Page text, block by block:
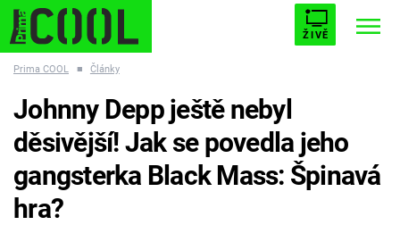
ŽIVĚ
ESCAPE PLNEJ KOTEL AVENGERS 5
Prima COOL ■ Články
Johnny Depp ještě nebyl
děsivější! Jak se povedla jeho
gangsterka Black Mass: Špinavá
hra?